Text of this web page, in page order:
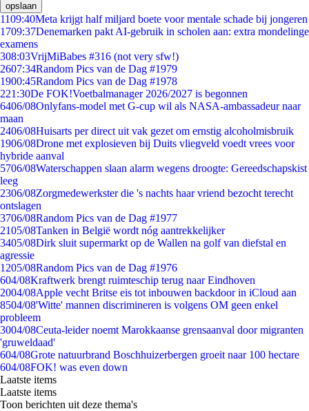
opslaan
1109:40Meta krijgt half miljard boete voor mentale schade bij jongeren
1709:37Denemarken pakt AI-gebruik in scholen aan: extra mondelinge
examens
308:03VrijMiBabes #316 (not very sfw!)
2607:34Random Pics van de Dag #1979
1900:45Random Pics van de Dag #1978
221:30De FOK!Voetbalmanager 2026/2027 is begonnen
6406/08Onlyfans-model met G-cup wil als NASA-ambassadeur naar
maan
2406/08Huisarts per direct uit vak gezet om ernstig alcoholmisbruik
1906/08Drone met explosieven bij Duits vliegveld voedt vrees voor
hybride aanval
5706/08Waterschappen slaan alarm wegens droogte: Gereedschapskist
leeg
2306/08Zorgmedewerkster die 's nachts haar vriend bezocht terecht
ontslagen
3706/08Random Pics van de Dag #1977
2105/08Tanken in België wordt nóg aantrekkelijker
3405/08Dirk sluit supermarkt op de Wallen na golf van diefstal en
agressie
1205/08Random Pics van de Dag #1976
604/08Kraftwerk brengt ruimteschip terug naar Eindhoven
2004/08Apple vecht Britse eis tot inbouwen backdoor in iCloud aan
8504/08'Witte' mannen discrimineren is volgens OM geen enkel
probleem
3004/08Ceuta-leider noemt Marokkaanse grensaanval door migranten
'gruweldaad'
604/08Grote natuurbrand Boschhuizerbergen groeit naar 100 hectare
604/08FOK! was even down
Laatste items
Laatste items
Toon berichten uit deze thema's